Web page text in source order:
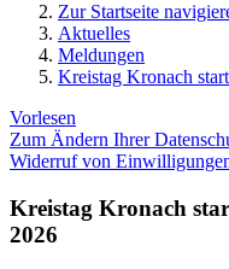
Zur Startseite
Aktuelles
Meldungen
Kreistag Kronach
Vorlesen
Zum Ändern Ihrer
Widerruf von
Kreistag Kronach
2026